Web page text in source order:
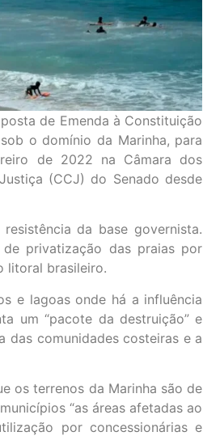
de Emenda à Constituição
o domínio da Marinha, para
de 2022 na Câmara dos
(CCJ) do Senado desde
da base governista.
privatização das praias por
litoral brasileiro.
e lagoas onde há a influência
um “pacote da destruição” e
das comunidades costeiras e a
os terrenos da Marinha são de
“as áreas afetadas ao
por concessionárias e